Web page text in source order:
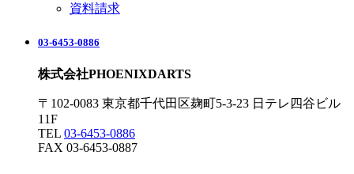
資料請求
03-6453-0886
株式会社PHOENIXDARTS
〒102-0083 東京都千代田区麹町5-3-23 日テレ四谷ビル
11F
TEL 03-6453-0886
FAX 03-6453-0887